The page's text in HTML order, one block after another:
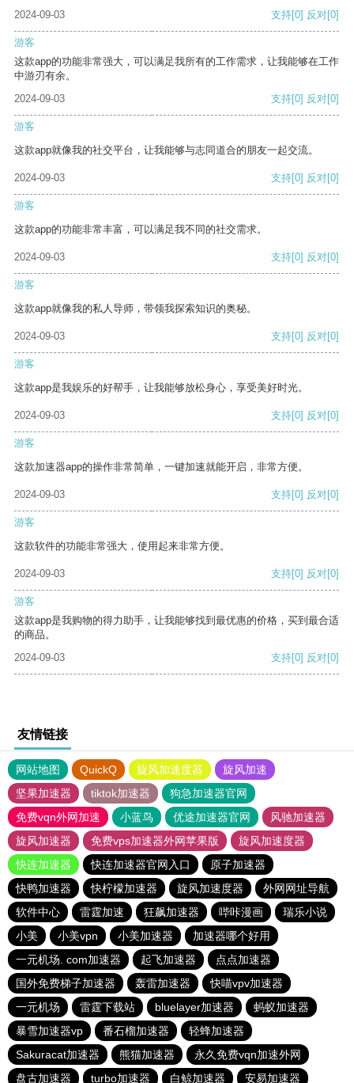
2024-09-03 支持[0] 反对[0]
游客
这款app的功能非常强大，可以满足我所有的工作需求，让我能够在工作
中游刃有余。
2024-09-03
支持[0] 反对[0]
游客
这款app就像我的社交平台，让我能够与志同道合的朋友一起交流。
2024-09-03 支持[0] 反对[0]
游客
这款app的功能非常丰富，可以满足我不同的社交需求。
2024-09-03 支持[0] 反对[0]
游客
这款app就像我的私人导师，带领我探索知识的奥秘。
2024-09-03 支持[0] 反对[0]
游客
这款app是我娱乐的好帮手，让我能够放松身心，享受美好时光。
2024-09-03 支持[0] 反对[0]
游客
这款加速器app的操作非常简单，一键加速就能开启，非常方便。
2024-09-03 支持[0] 反对[0]
游客
这款软件的功能非常强大，使用起来非常方便。
2024-09-03 支持[0] 反对[0]
游客
这款app是我购物的得力助手，让我能够找到最优惠的价格，买到最合适
的商品。
2024-09-03
支持[0] 反对[0]
友情链接
网站地图 QuickQ 旋风加速度器
旋风加速
坚果加速器
tiktok加速器
狗急加速器官网
免费vqn外网加速
小蓝鸟 优途加速器官网
风驰加速器
旋风加速器
免费vps加速器外网苹果版
旋风加速度器
快连加速器
快连加速器官网入口
原子加速器
快鸭加速器
快柠檬加速器 旋风加速度器
外网网址导航
软件中心
雷霆加速 狂飙加速器 哔咔漫画
瑞乐小说
小美
小美vpn 小美加速器
加速器哪个好用
一元机场. com加速器
起飞加速器
点点加速器
国外免费梯子加速器
轰雷加速器
快喵vpv加速器
一元机场
雷霆下载站 bluelayer加速器
蚂蚁加速器
暴雪加速器vp
番石榴加速器
轻蜂加速器
Sakuracat加速器
熊猫加速器
永久免费vqn加速外网
盘古加速器
turbo加速器 白鲸加速器 安易加速器